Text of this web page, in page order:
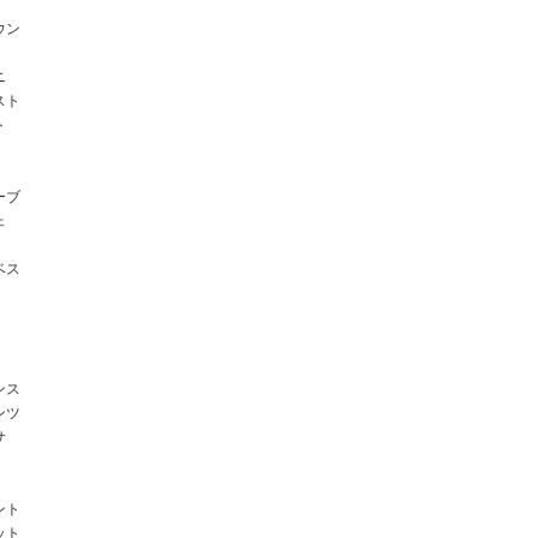
ン
ト
ブ
ス
ス
ツ
ト
ト